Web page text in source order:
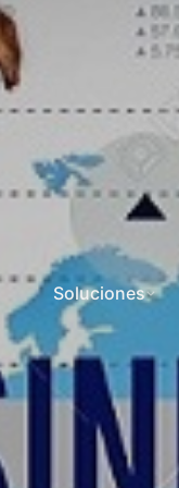
Soluciones